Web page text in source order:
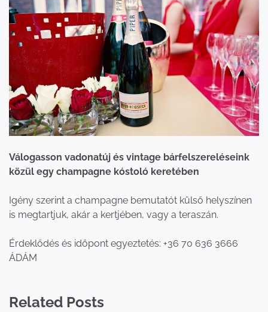
Válogasson vadonatúj és vintage bárfelszereléseink
közül egy champagne kóstoló keretében
Igény szerint a champagne bemutatót külső helyszínen
is megtartjuk, akár a kertjében, vagy a teraszán.
Érdeklődés és időpont egyeztetés: +36 70 636 3666
ÁDÁM
Related Posts